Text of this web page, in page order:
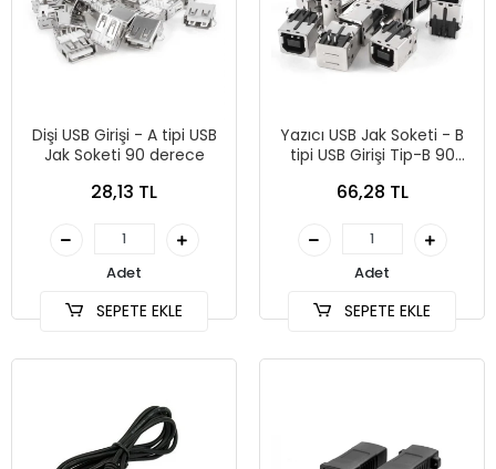
Dişi USB Girişi - A tipi USB
Jak Soketi 90 derece
28,13 TL
Adet
SEPETE EKLE
Yazıcı USB Jak Soketi - B
tipi USB Girişi Tip-B 90
66,28 TL
Adet
SEPETE EKLE